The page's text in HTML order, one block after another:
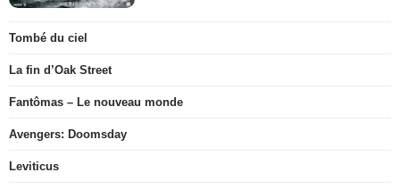
Tombé du ciel
La fin d’Oak Street
Fantômas – Le nouveau monde
Avengers: Doomsday
Leviticus